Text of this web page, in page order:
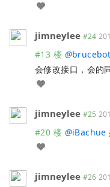
jimneylee #24
#13 楼 @brucebot
会修改接口，会的
jimneylee #25
#20 楼 @iBachue
jimneylee #26